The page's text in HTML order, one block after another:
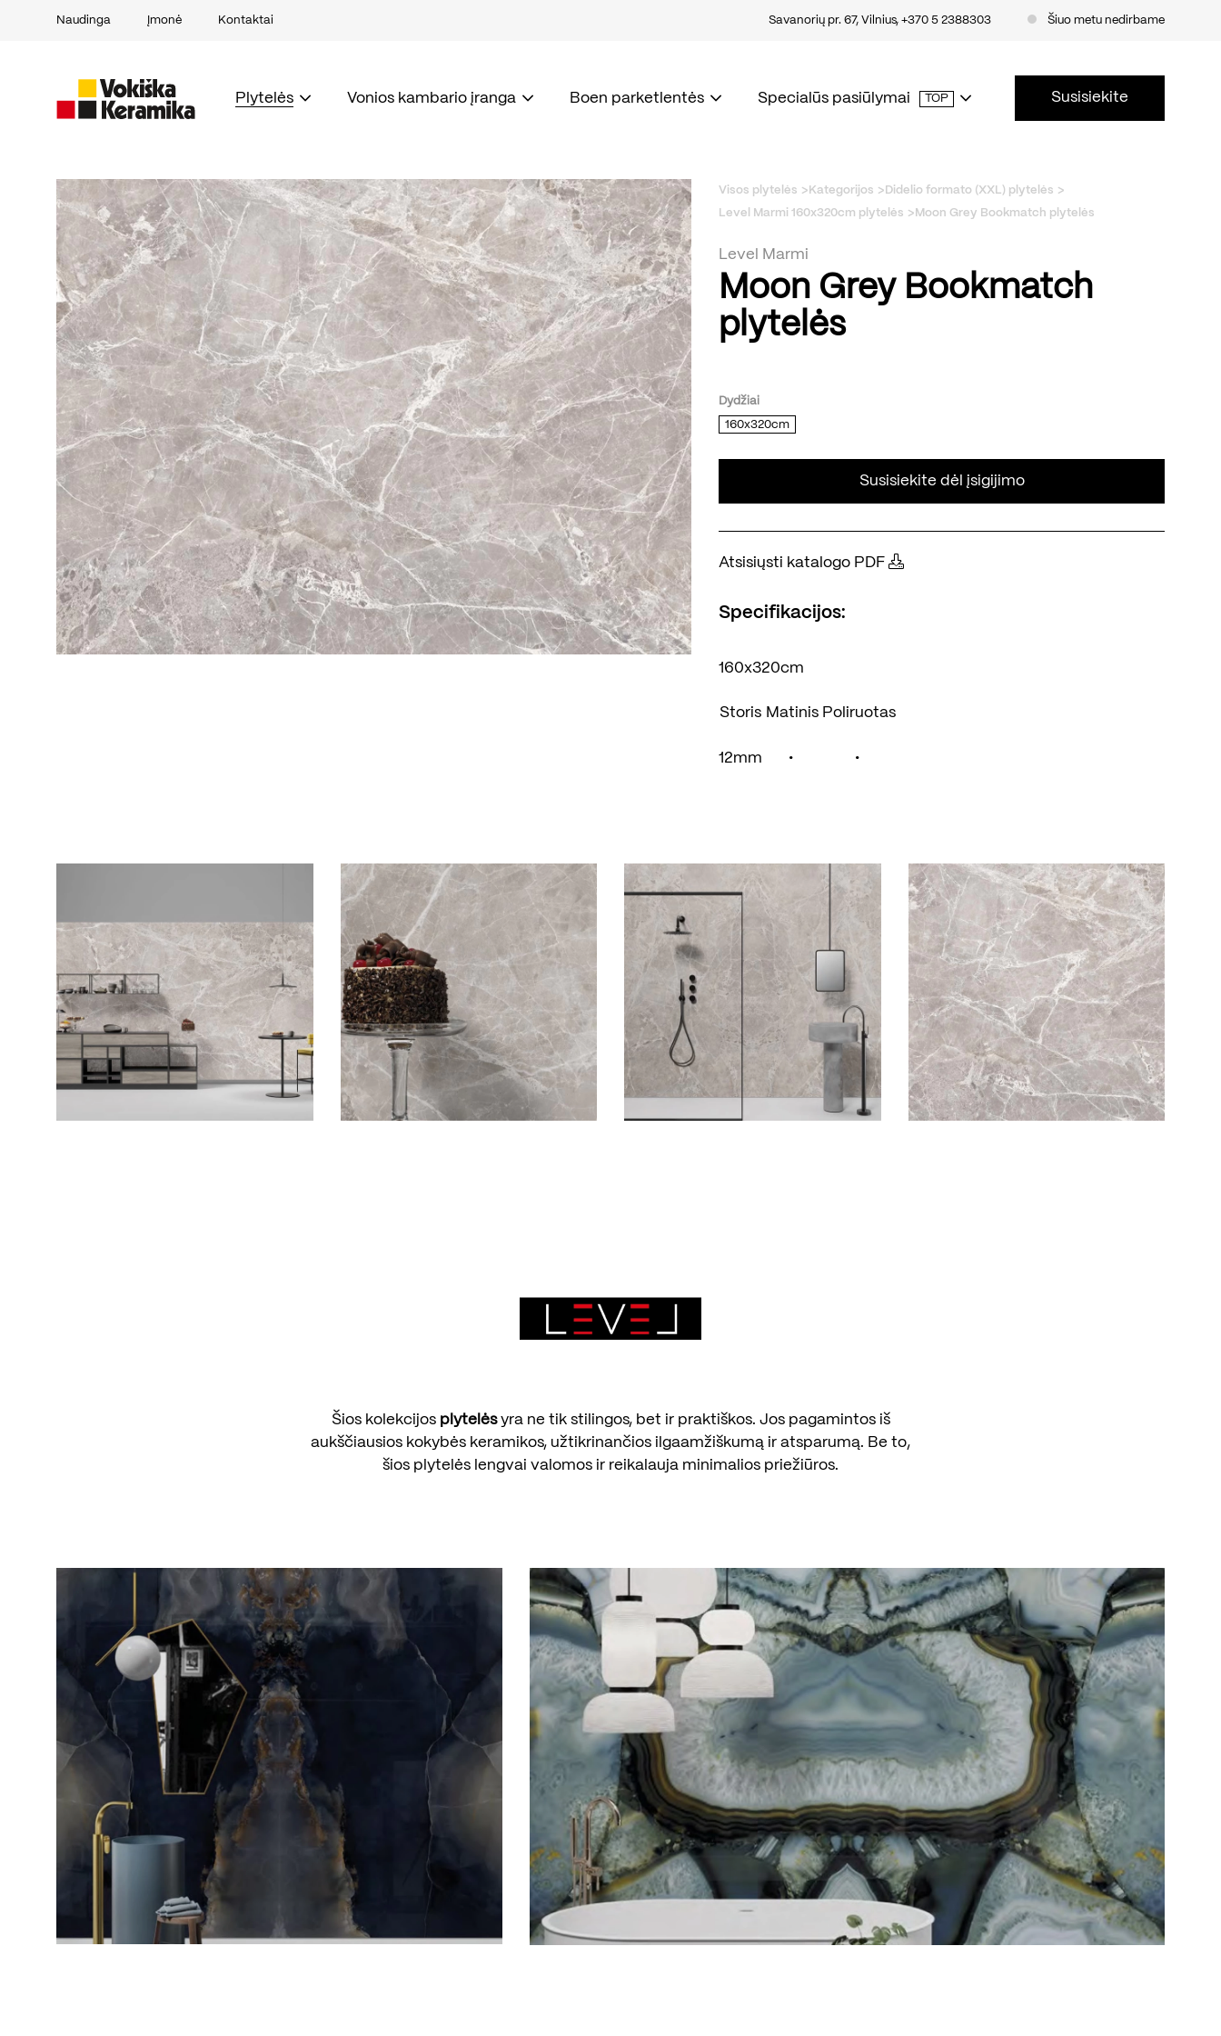
Naudinga Įmonė Kontaktai Savanorių pr. 67, Vilnius, +370 5 2388303 Šiuo metu nedirbame
Plytelės Vonios kambario įranga Boen parketlentės Specialūs pasiūlymai TOP Susisiekite
Visos plytelės Kategorijos
Didelio formato (XXL) plytelės
Level Marmi 160x320cm plytelės
Moon Grey Bookmatch plytelės
Level Marmi
Moon Grey Bookmatch
plytelės
Dydžiai
160x320cm
Susisiekite dėl įsigijimo
Atsisiųsti katalogo PDF
Specifikacijos:
160x320cm
Storis Matinis Poliruotas
12mm • •
Šios kolekcijos plytelėsyra ne tik stilingos, bet ir praktiškos. Jos pagamintos iš
aukščiausios kokybės keramikos, užtikrinančios ilgaamžiškumą ir atsparumą. Be to,
šios plytelės lengvai valomos ir reikalauja minimalios priežiūros.